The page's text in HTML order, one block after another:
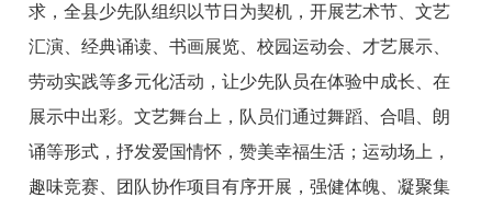
求，全县少先队组织以节日为契机，开展艺术节、文艺
汇演、经典诵读、书画展览、校园运动会、才艺展示、
劳动实践等多元化活动，让少先队员在体验中成长、在
展示中出彩。文艺舞台上，队员们通过舞蹈、合唱、朗
诵等形式，抒发爱国情怀，赞美幸福生活；运动场上，
趣味竞赛、团队协作项目有序开展，强健体魄、凝聚集